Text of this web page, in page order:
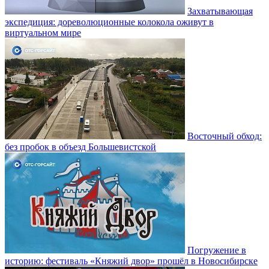
Захватывающая
экспедиция: дореволюционные колокола оживут в
виртуальном мире
Восточный обход:
без пробок в объезд Большевистской
Погружение в
историю: фестиваль «Княжий двор» прошёл в Новосибирске